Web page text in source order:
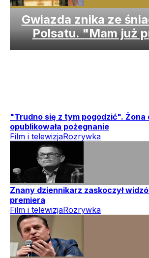
Gwiazda znika ze
Polsatu. "Mam już
"Trudno się z tym pogodzić". Żona
opublikowała pożegnanie
Film i telewizjaRozrywka
Znany dziennikarz zaskoczył
premiera
Film i telewizjaRozrywka